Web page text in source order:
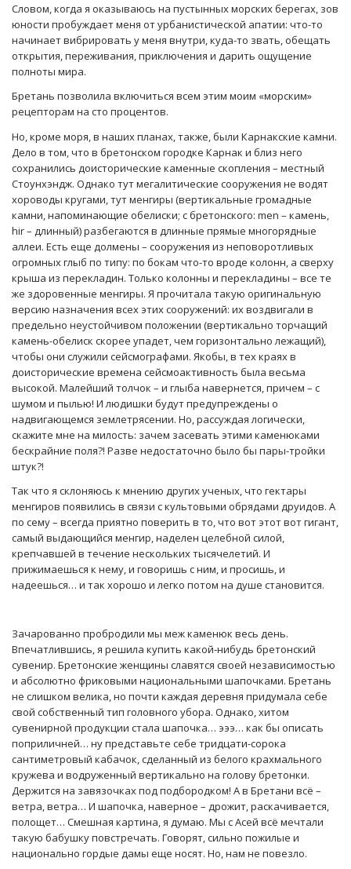
Словом, когда я оказываюсь на пустынных морских берегах, зов
юности пробуждает меня от урбанистической апатии: что-то
начинает вибрировать у меня внутри, куда-то звать, обещать
открытия, переживания, приключения и дарить ощущение
полноты мира.
Бретань позволила включиться всем этим моим «морским»
рецепторам на сто процентов.
Но, кроме моря, в наших планах, также, были Карнакские камни.
Дело в том, что в бретонском городке Карнак и близ него
сохранились доисторические каменные скопления – местный
Стоунхэндж. Однако тут мегалитические сооружения не водят
хороводы кругами, тут менгиры (вертикальные громадные
камни, напоминающие обелиски; с бретонского: men – камень,
hir – длинный) разбегаются в длинные прямые многорядные
аллеи. Есть еще долмены – сооружения из неповоротливых
огромных глыб по типу: по бокам что-то вроде колонн, а сверху
крыша из перекладин. Только колонны и перекладины – все те
же здоровенные менгиры. Я прочитала такую оригинальную
версию назначения всех этих сооружений: их воздвигали в
предельно неустойчивом положении (вертикально торчащий
камень-обелиск скорее упадет, чем горизонтально лежащий),
чтобы они служили сейсмографами. Якобы, в тех краях в
доисторические времена сейсмоактивность была весьма
высокой. Малейший толчок – и глыба навернется, причем – с
шумом и пылью! И людишки будут предупреждены о
надвигающемся землетрясении. Но, рассуждая логически,
скажите мне на милость: зачем засевать этими каменюками
бескрайние поля?! Разве недостаточно было бы пары-тройки
штук?!
Так что я склоняюсь к мнению других ученых, что гектары
менгиров появились в связи с культовыми обрядами друидов. А
по сему – всегда приятно поверить в то, что вот этот вот гигант,
самый выдающийся менгир, наделен целебной силой,
крепчавшей в течение нескольких тысячелетий. И
прижимаешься к нему, и говоришь с ним, и просишь, и
надеешься… и так хорошо и легко потом на душе становится.
Зачарованно пробродили мы меж каменюк весь день.
Впечатлившись, я решила купить какой-нибудь бретонский
сувенир. Бретонские женщины славятся своей независимостью
и абсолютно фриковыми национальными шапочками. Бретань
не слишком велика, но почти каждая деревня придумала себе
свой собственный тип головного убора. Однако, хитом
сувенирной продукции стала шапочка… эээ… как бы описать
поприличней… ну представьте себе тридцати-сорока
сантиметровый кабачок, сделанный из белого крахмального
кружева и водруженный вертикально на голову бретонки.
Держится на завязочках под подбородком! А в Бретани всё –
ветра, ветра… И шапочка, наверное – дрожит, раскачивается,
полощет… Смешная картина, я думаю. Мы с Асей всё мечтали
такую бабушку повстречать. Говорят, сильно пожилые и
национально гордые дамы еще носят. Но, нам не повезло.